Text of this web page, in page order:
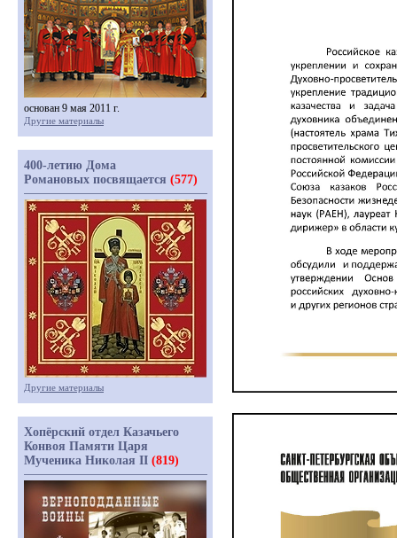
основан 9 мая 2011 г.
Другие материалы
400-летию Дома
Романовых посвящается (577)
Другие материалы
Хопёрский отдел Казачьего
Конвоя Памяти Царя
Мученика Николая II (819)